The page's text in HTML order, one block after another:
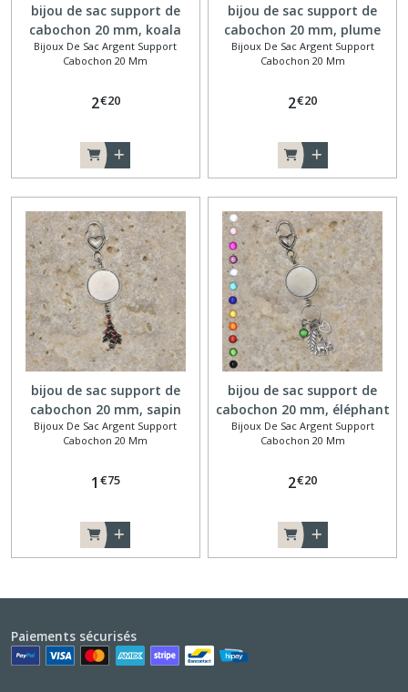
bijou de sac support de
cabochon 20 mm, koala
Bijoux De Sac Argent Support
Cabochon 20 Mm
2€20
bijou de sac support de
cabochon 20 mm, plume
encre
Bijoux De Sac Argent Support
Cabochon 20 Mm
2€20
bijou de sac support de
cabochon 20 mm, sapin
Bijoux De Sac Argent Support
Cabochon 20 Mm
1 €75
bijou de sac support de
cabochon 20 mm, éléphant
Bijoux De Sac Argent Support
Cabochon 20 Mm
2€20
Paiements sécurisés